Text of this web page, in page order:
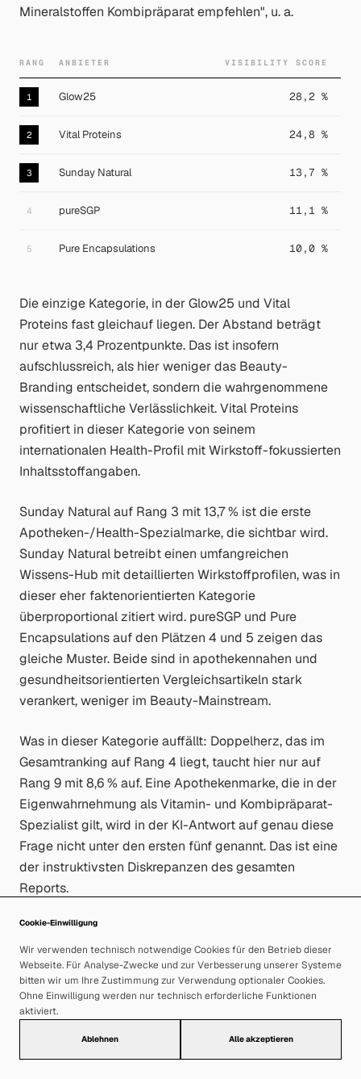
Mineralstoffen Kombipräparat empfehlen", u. a.
RANG ANBIETER VISIBILITY SCORE
1 Glow25 28,2 %
2 Vital Proteins 24,8 %
3 Sunday Natural 13,7 %
4 pureSGP 11,1 %
5 Pure Encapsulations 10,0 %
Die einzige Kategorie, in der Glow25 und Vital
Proteins fast gleichauf liegen. Der Abstand beträgt
nur etwa 3,4 Prozentpunkte. Das ist insofern
aufschlussreich, als hier weniger das Beauty-
Branding entscheidet, sondern die wahrgenommene
wissenschaftliche Verlässlichkeit. Vital Proteins
profitiert in dieser Kategorie von seinem
internationalen Health-Profil mit Wirkstoff-fokussierten
Inhaltsstoffangaben.
Sunday Natural auf Rang 3 mit 13,7 % ist die erste
Apotheken-/Health-Spezialmarke, die sichtbar wird.
Sunday Natural betreibt einen umfangreichen
Wissens-Hub mit detaillierten Wirkstoffprofilen, was in
dieser eher faktenorientierten Kategorie
überproportional zitiert wird. pureSGP und Pure
Encapsulations auf den Plätzen 4 und 5 zeigen das
gleiche Muster. Beide sind in apothekennahen und
gesundheitsorientierten Vergleichsartikeln stark
verankert, weniger im Beauty-Mainstream.
Was in dieser Kategorie auffällt: Doppelherz, das im
Gesamtranking auf Rang 4 liegt, taucht hier nur auf
Rang 9 mit 8,6 % auf. Eine Apothekenmarke, die in der
Eigenwahrnehmung als Vitamin- und Kombipräparat-
Spezialist gilt, wird in der KI-Antwort auf genau diese
Frage nicht unter den ersten fünf genannt. Das ist eine
der instruktivsten Diskrepanzen des gesamten
Reports.
Gelenke & Sport
„Kollagen Supplement zur Regeneration nach Sport
empfehlen", „Bestes Kollagen Supplement für
Sportlerinnen empfehlen", „Kollagen Supplement für
Gelenke und Knorpel empfehlen", u. a.
Cookie-Einwilligung
Wir verwenden technisch notwendige Cookies für den Betrieb dieser
Webseite. Für Analyse-Zwecke und zur Verbesserung unserer Systeme
bitten wir um Ihre Zustimmung zur Verwendung optionaler Cookies.
Ohne Einwilligung werden nur technisch erforderliche Funktionen
aktiviert.
Ablehnen Alle akzeptieren